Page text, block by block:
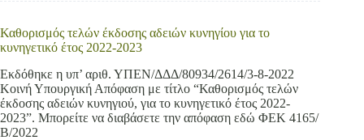
Καθορισμός τελών έκδοσης αδειών κυνηγίου για το
κυνηγετικό έτος 2022-2023
Εκδόθηκε η υπ’ αριθ. ΥΠΕΝ/ΔΔΔ/80934/2614/3-8-2022
Κοινή Υπουργική Απόφαση με τίτλο “Καθορισμός τελών
έκδοσης αδειών κυνηγιού, για το κυνηγετικό έτος 2022-
2023”. Μπορείτε να διαβάσετε την απόφαση εδώ ΦΕΚ 4165/
Β/2022